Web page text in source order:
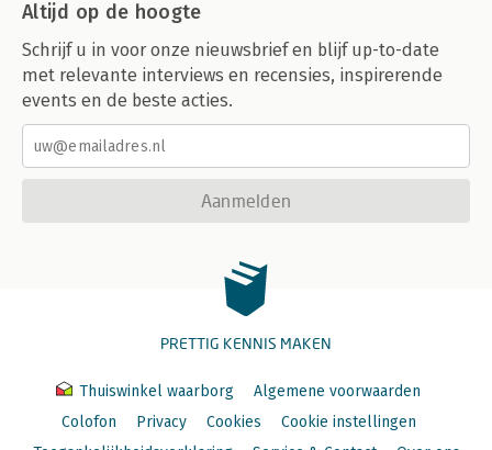
Altijd op de hoogte
Schrijf u in voor onze nieuwsbrief en blijf up-to-date
met relevante interviews en recensies, inspirerende
events en de beste acties.
Aanmelden
PRETTIG KENNIS MAKEN
Thuiswinkel waarborg
Algemene voorwaarden
Colofon
Privacy Cookies
Cookie instellingen